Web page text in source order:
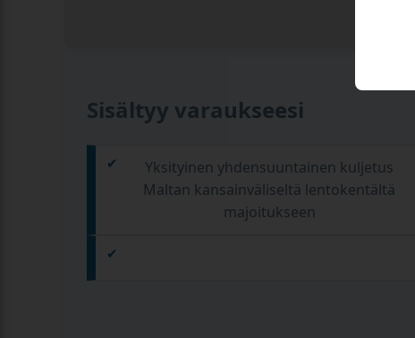
Sisältyy varaukseesi
Yksityinen yhdensuuntainen kuljetus
Maltan kansainväliseltä lentokentältä
majoitukseen